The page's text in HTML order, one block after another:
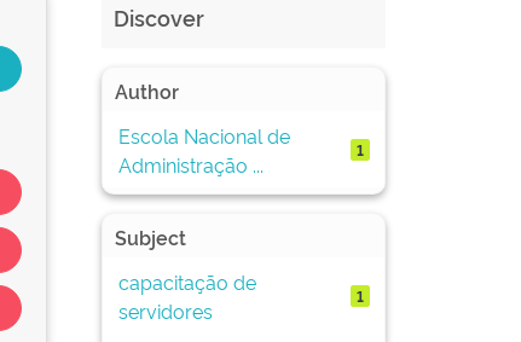
Discover
Author
Escola Nacional de
Administração ...
1
Subject
capacitação de
servidores
1